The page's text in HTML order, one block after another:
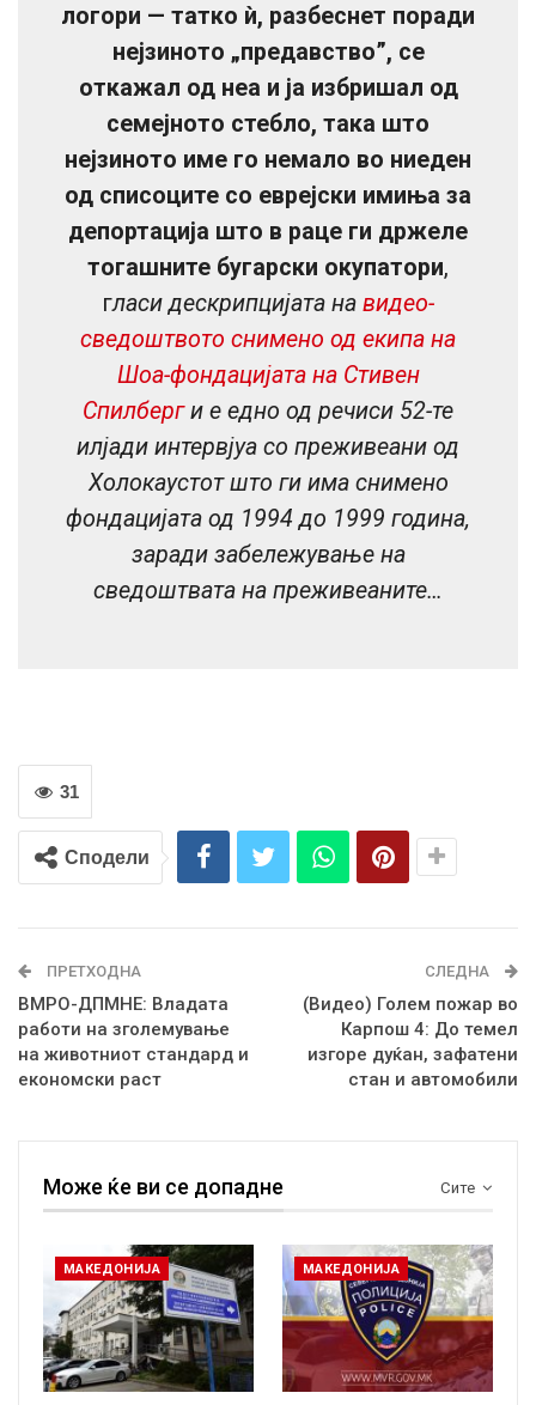
логори — татко ѝ, разбеснет поради
нејзиното „предавство”, се
откажал од неа и ја избришал од
семејното стебло, така што
нејзиното име го немало во ниеден
од списоците со еврејски имиња за
депортација што в раце ги држеле
тогашните бугарски окупатори,
гласи дескрипцијата на видео-
сведоштвото снимено од екипа на
Шоа-фондацијата на Стивен
Спилберги е едно од речиси 52-те
илјади интервјуа со преживеани од
Холокаустот што ги има снимено
фондацијата од 1994 до 1999 година,
заради забележување на
сведоштвата на преживеаните…
31
Сподели
ПРЕТХОДНА
ВМРО-ДПМНЕ: Владата
работи на зголемување
на животниот стандард и
економски раст
СЛЕДНА
(Видео) Голем пожар во
Карпош 4: До темел
изгоре дуќан, зафатени
стан и автомобили
Сите
Може ќе ви се допадне
МАКЕДОНИЈА МАКЕДОНИЈА